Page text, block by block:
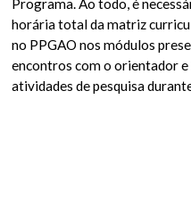
Programa. Ao todo, é
horária total da matriz
no PPGAO nos módulos
encontros com o orientador e
atividades de pesquisa